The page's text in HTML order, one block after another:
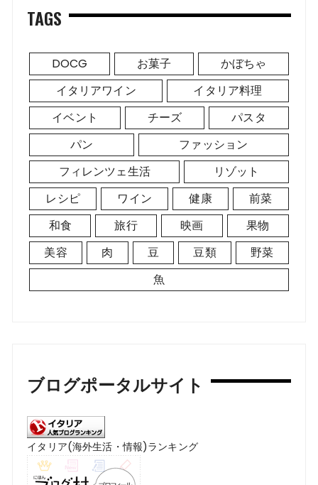
TAGS
DOCG お菓子
かぼちゃ
イタリアワイン
イタリア料理
イベント
チーズ
パスタ
パン
ファッション
フィレンツェ生活
リゾット
レシピ
ワイン 健康
前菜
和食
旅行 映画
果物
美容
肉 豆 豆類
野菜
魚
ブログポータルサイト
イタリア(海外生活・情報)ランキング